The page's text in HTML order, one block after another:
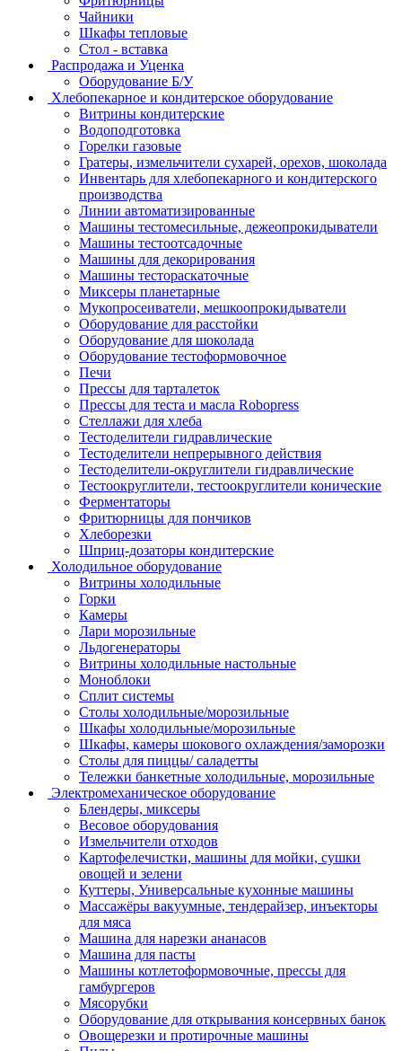
Чайники
Шкафы тепловые
Стол - вставка
Распродажа и Уценка
Оборудование Б/У
Хлебопекарное и кондитерское оборудование
Витрины кондитерские
Водоподготовка
Горелки газовые
Гратеры, измельчители сухарей, орехов, шоколада
Инвентарь для хлебопекарного и кондитерского
производства
Линии автоматизированные
Машины тестомесильные, дежеопрокидыватели
Машины тестоотсадочные
Машины для декорирования
Машины тестораскаточные
Миксеры планетарные
Мукопросеиватели, мешкоопрокидыватели
Оборудование для расстойки
Оборудование для шоколада
Оборудование тестоформовочное
Печи
Прессы для тарталеток
Прессы для теста и масла Robopress
Стеллажи для хлеба
Тестоделители гидравлические
Тестоделители непрерывного действия
Тестоделители-округлители гидравлические
Тестоокруглители, тестоокруглители конические
Ферментаторы
Фритюрницы для пончиков
Хлеборезки
Шприц-дозаторы кондитерские
Холодильное оборудование
Витрины холодильные
Горки
Камеры
Лари морозильные
Льдогенераторы
Витрины холодильные настольные
Моноблоки
Сплит системы
Столы холодильные/морозильные
Шкафы холодильные/морозильные
Шкафы, камеры шокового охлаждения/заморозки
Столы для пиццы/ саладетты
Тележки банкетные холодильные, морозильные
Электромеханическое оборудование
Блендеры, миксеры
Весовое оборудования
Измельчители отходов
Картофелечистки, машины для мойки, сушки
овощей и зелени
Куттеры, Универсальные кухонные машины
Массажёры вакуумные, тендерайзер, инъекторы
для мяса
Машина для нарезки ананасов
Машина для пасты
Машины котлетоформовочные, прессы для
гамбургеров
Мясорубки
Оборудование для открывания консервных банок
Овощерезки и протирочные машины